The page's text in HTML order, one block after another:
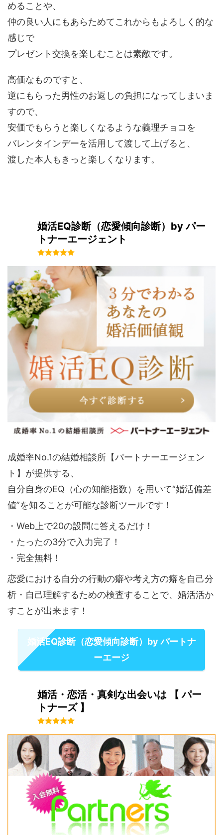
めることや、
仲の良い人にもあらためてこれからもよろしく的な
感じで
プレゼント交換を楽しむことは素敵です。
高価なものですと、
逆にもらった男性のお返しの負担になってしまいま
すので、
安価でもらうと楽しくなるような義理チョコを
バレンタインデーを活用して渡して上げると、
渡した本人もきっと楽しくなります。
婚活EQ診断（恋愛傾向診断）by パー
トナーエージェント
成婚率No.1の結婚相談所【パートナーエージェン
ト】が提供する、
自分自身のEQ（心の知能指数）を用いて“婚活偏差
値”を知ることが可能な診断ツールです！
・Web上で20の設問に答えるだけ！
・たったの3分で入力完了！
・完全無料！
恋愛における自分の行動の癖や考え方の癖を自己分
析・自己理解するための検査することで、婚活活か
すことが出来ます！
婚活EQ診断（恋愛傾向診断）by パートナ
ーエージ
婚活・恋活・真剣な出会いは 【 パー
トナーズ 】